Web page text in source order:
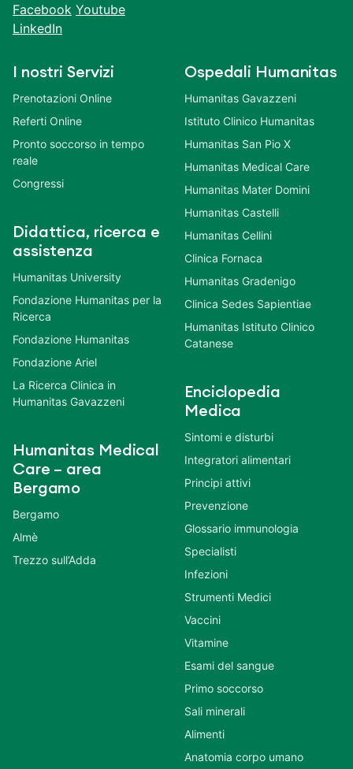
Facebook Youtube
LinkedIn
I nostri Servizi
Prenotazioni Online
Referti Online
Pronto soccorso in tempo
reale
Congressi
Didattica, ricerca e
assistenza
Humanitas University
Fondazione Humanitas per la
Ricerca
Fondazione Humanitas
Fondazione Ariel
La Ricerca Clinica in
Humanitas Gavazzeni
Humanitas Medical
Care – area
Bergamo
Bergamo
Almè
Trezzo sull’Adda
Ospedali Humanitas
Humanitas Gavazzeni
Istituto Clinico Humanitas
Humanitas San Pio X
Humanitas Medical Care
Humanitas Mater Domini
Humanitas Castelli
Humanitas Cellini
Clinica Fornaca
Humanitas Gradenigo
Clinica Sedes Sapientiae
Humanitas Istituto Clinico
Catanese
Enciclopedia
Medica
Sintomi e disturbi
Integratori alimentari
Principi attivi
Prevenzione
Glossario immunologia
Specialisti
Infezioni
Strumenti Medici
Vaccini
Vitamine
Esami del sangue
Primo soccorso
Sali minerali
Alimenti
Anatomia corpo umano